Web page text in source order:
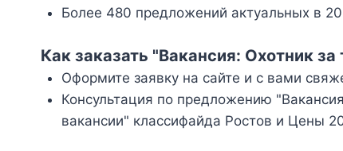
Более 480 предложений актуальных в
Как заказать "Вакансия: Охотник
Оформите заявку на сайте и с вами
Консультация по предложению
вакансии" классифайда Ростов и Цены